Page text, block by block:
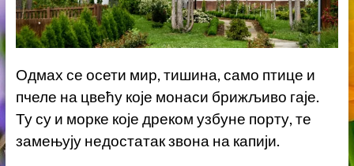
Одмах се осети мир, тишина, само птице и
пчеле на цвећу које монаси брижљиво гаје.
Ту су и морке које дреком узбуне порту, те
замењују недостатак звона на капији.